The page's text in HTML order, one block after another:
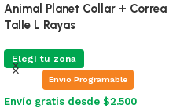
Collar Mas Correa Talle L
Monstruitos
Elegí tu zona
Envio Programable
Envío gratis desde $2.500